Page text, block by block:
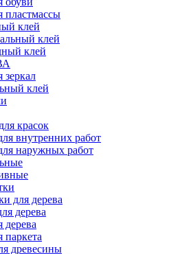
пластмассы
клей
клей
клей
зеркал
клей
красок
внутренних работ
наружных работ
для дерева
дерева
дерева
паркета
древесины